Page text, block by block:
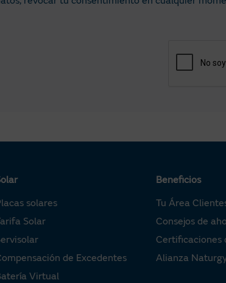
solares
Solar
de Excedentes
Virtual
Beneficios
Tu Área
Consejos de
Certificaciones
Alianza